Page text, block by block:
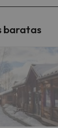
baratas